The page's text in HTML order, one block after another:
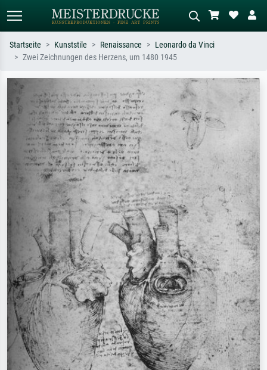
Suchen Sie nach Künstlern, Werktiteln
oder Stilen – z.B. Monet,
Sternennacht, Impressionismus, Welle
Hokusai, Akt.
Beschreiben Sie die Szene – z.B. Grüne
Wiese, Abstrakt mit viel Rot, Dunkles
Ölgemälde, Stehender Akt neben einem
Baum.
Startseite Kunststile Renaissance
Leonardo da Vinci
Zwei Zeichnungen des Herzens, um 1480 1945